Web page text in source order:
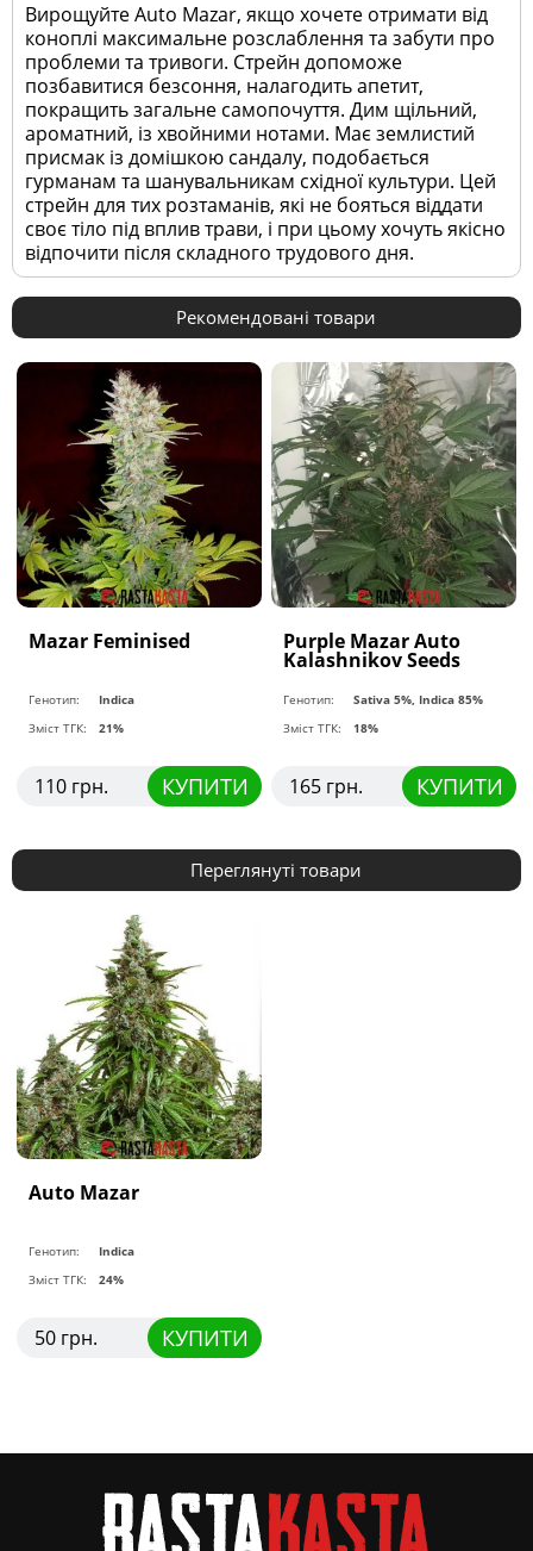
Вирощуйте Auto Mazar, якщо хочете отримати від
коноплі максимальне розслаблення та забути про
проблеми та тривоги. Стрейн допоможе
позбавитися безсоння, налагодить апетит,
покращить загальне самопочуття. Дим щільний,
ароматний, із хвойними нотами. Має землистий
присмак із домішкою сандалу, подобається
гурманам та шанувальникам східної культури. Цей
стрейн для тих розтаманів, які не бояться віддати
своє тіло під вплив трави, і при цьому хочуть якісно
відпочити після складного трудового дня.
Рекомендовані товари
Mazar Feminised
Генотип:
Indica
Зміст ТГК:
21%
110 грн. КУПИТИ
Purple Mazar Auto
Kalashnikov Seeds
Генотип:
Sativa 5%, Indica 85%
Зміст ТГК:
18%
165 грн. КУПИТИ
Переглянуті товари
Auto Mazar
Генотип:
Indica
Зміст ТГК:
24%
50 грн. КУПИТИ